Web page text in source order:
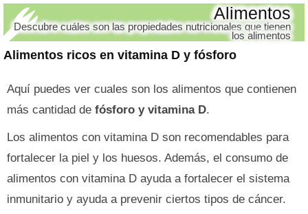
Alimentos ricos en vitamina D y fósforo
Alimentos
Descubre cuáles son las propiedades nutricionales que tienen
los alimentos
Aquí puedes ver cuales son los alimentos que contienen
más cantidad de fósforo y vitamina D.
Los alimentos con vitamina D son recomendables para
fortalecer la piel y los huesos. Además, el consumo de
alimentos con vitamina D ayuda a fortalecer el sistema
inmunitario y ayuda a prevenir ciertos tipos de cáncer.